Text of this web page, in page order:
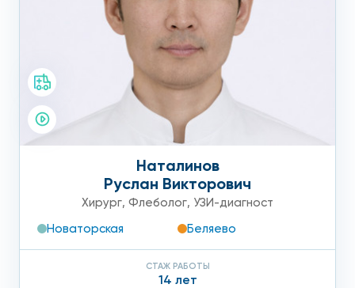
Наталинов
Руслан Викторович
Хирург, Флеболог, УЗИ-диагност
Новаторская
Беляево
СТАЖ РАБОТЫ
14 лет